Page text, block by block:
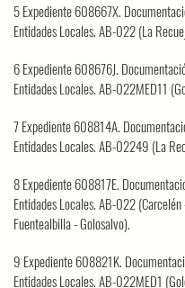
5 Expediente 608667X.
Entidades Locales. AB-022 (La
6 Expediente 608676J.
Entidades Locales. AB-022MED11
7 Expediente 608814A.
Entidades Locales. AB-02249 (La
8 Expediente 608817E.
Entidades Locales. AB-022
Fuentealbilla - Golosalvo).
9 Expediente 608821K.
Entidades Locales. AB-022MED1